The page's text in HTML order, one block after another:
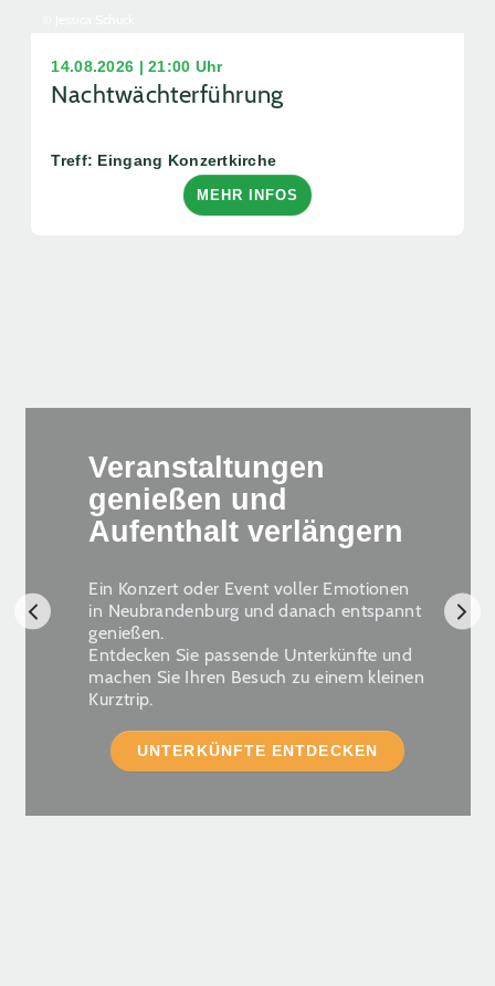
14.08.2026 | 21:00 Uhr
Nachtwächterführung
Treff: Eingang Konzertkirche
MEHR INFOS
Veranstaltungen
genießen und
Aufenthalt verlängern
Ein Konzert oder Event voller Emotionen
in Neubrandenburg und danach entspannt
genießen.
Entdecken Sie passende Unterkünfte und
machen Sie Ihren Besuch zu einem kleinen
Kurztrip.
UNTERKÜNFTE ENTDECKEN